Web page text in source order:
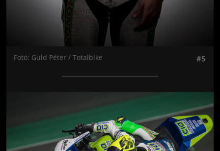
Fotó: Guld Péter / Totalbike #5
Jön még kép!